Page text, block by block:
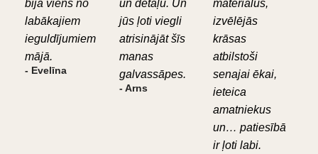
bija viens no
labākajiem
ieguldījumiem
mājā.
- Evelīna
un detaļu. Un
jūs ļoti viegli
atrisinājāt šīs
manas
galvassāpes.
- Arns
materiālus,
izvēlējās
krāsas
atbilstoši
senajai ēkai,
ieteica
amatniekus
un… patiesībā
ir ļoti labi.